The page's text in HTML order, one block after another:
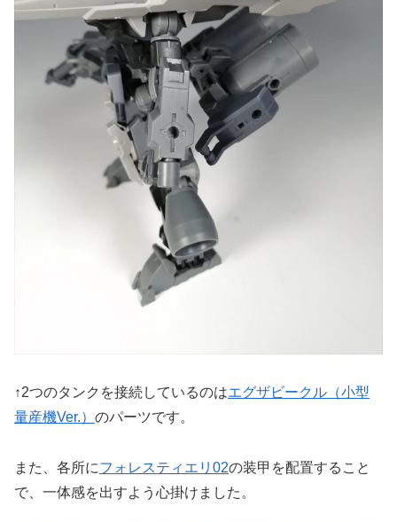
↑2つのタンクを接続しているのはエグザビークル（小型
量産機Ver.） のパーツです。
また、各所にフォレスティエリ02の装甲を配置すること
で、一体感を出すよう心掛けました。